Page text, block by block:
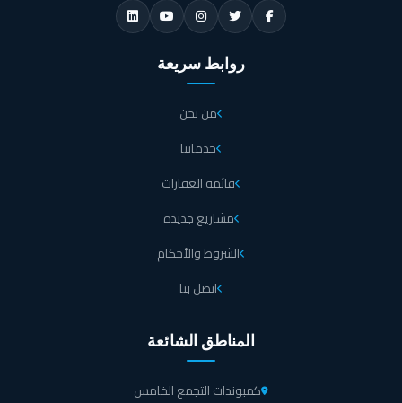
روابط سريعة
من نحن
خدماتنا
قائمة العقارات
مشاريع جديدة
الشروط والأحكام
اتصل بنا
المناطق الشائعة
كمبوندات التجمع الخامس